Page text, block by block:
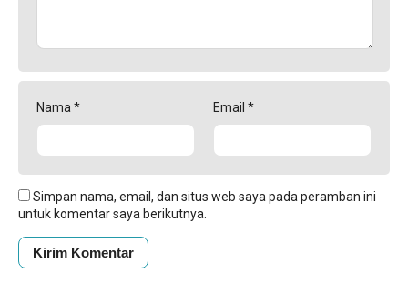
Nama * Email *
Simpan nama, email, dan situs web saya pada peramban ini
untuk komentar saya berikutnya.